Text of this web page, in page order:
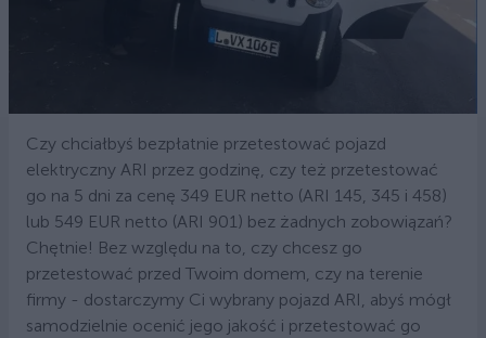
Czy chciałbyś bezpłatnie przetestować pojazd
elektryczny ARI przez godzinę, czy też przetestować
go na 5 dni za cenę 349 EUR netto (ARI 145, 345 i 458)
lub 549 EUR netto (ARI 901) bez żadnych zobowiązań?
Chętnie! Bez względu na to, czy chcesz go
przetestować przed Twoim domem, czy na terenie
firmy - dostarczymy Ci wybrany pojazd ARI, abyś mógł
samodzielnie ocenić jego jakość i przetestować go